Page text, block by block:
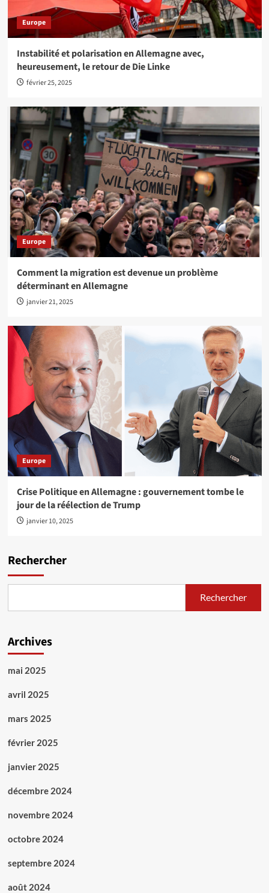
Europe
Instabilité et polarisation en Allemagne avec,
heureusement, le retour de Die Linke
février 25, 2025
Europe
Comment la migration est devenue un problème
déterminant en Allemagne
janvier 21, 2025
Europe
Crise Politique en Allemagne : gouvernement tombe le
jour de la réélection de Trump
janvier 10, 2025
Rechercher
Rechercher
Archives
mai 2025
avril 2025
mars 2025
février 2025
janvier 2025
décembre 2024
novembre 2024
octobre 2024
septembre 2024
août 2024